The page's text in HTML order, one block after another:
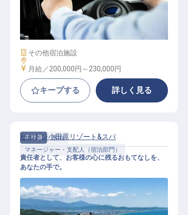
送迎ドライバー
施設業態
その他宿泊施設
勤務地
給与
月給／200,000円～ 230,000円
キープする 詳しく見る
正社員
宿泊
マネージャー・支配人（宿泊部門）
ヒルトン小田原リゾート&スパ
責任者として、お客様の心に残るおもてなしを、
あなたの手で。